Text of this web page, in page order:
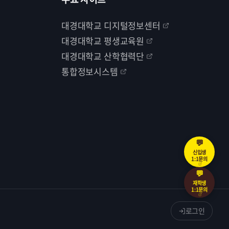
대경대학교 디지털정보센터
대경대학교 평생교육원
대경대학교 산학협력단
통합정보시스템
로그인
💬
신입생
1:1문의
💬
재학생
1:1문의